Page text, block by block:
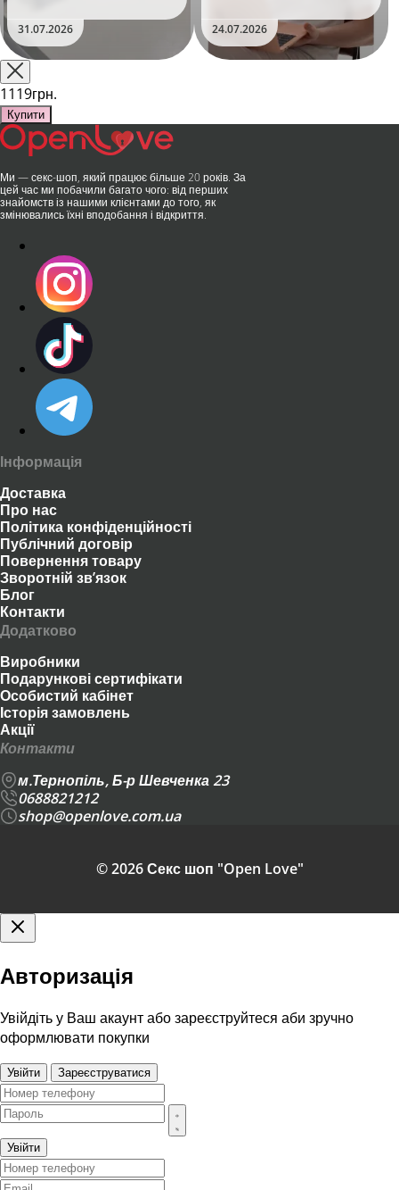
та вже встиг стати сенсацією
на міжнародній виставці API
Shanghai-2026!​LOVISS - це
поєднання унікальної естетики
та бездога..
31.07.2026
безшумні моторчики та
стильний дизайн перетворили
їх на гаджет, який багато хто
використовує, тестує у
24.07.2026
1119грн.
Купити
Ми — секс-шоп, який працює більше 20 років. За
цей час ми побачили багато чого: від перших
знайомств із нашими клієнтами до того, як
змінювались їхні вподобання і відкриття.
Інформація
Доставка
Про нас
Політика конфіденційності
Публічний договір
Повернення товару
Зворотній зв’язок
Блог
Контакти
Додатково
Виробники
Подарункові сертифікати
Особистий кабінет
Історія замовлень
Акції
Контакти
м.Тернопіль, Б-р Шевченка 23
0688821212
shop@openlove.com.ua
© 2026 Секс шоп "Open Love"
Авторизація
Увійдіть у Ваш акаунт або зареєструйтеся аби зручно
оформлювати покупки
Увійти Зареєструватися
Увійти